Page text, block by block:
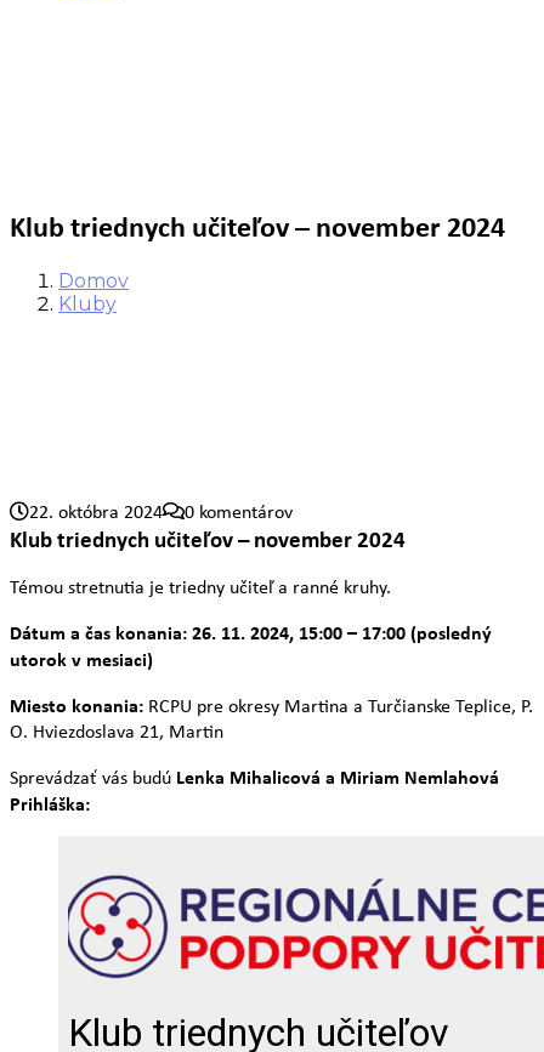
Klub triednych učiteľov – november 2024
Domov
Kluby
22. októbra 2024 0 komentárov
Klub triednych učiteľov – november 2024
Témou stretnutia je triedny učiteľ a ranné kruhy.
Dátum a čas konania: 26. 11. 2024, 15:00 – 17:00 (posledný
utorok v mesiaci)
Miesto konania: RCPU pre okresy Martina a Turčianske Teplice, P.
O. Hviezdoslava 21, Martin
Sprevádzať vás budú Lenka Mihalicová a Miriam Nemlahová
Prihláška: